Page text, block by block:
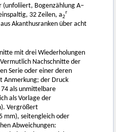
(unfoliiert, Bogenzählung A–
32 Zeilen, a2
r
Akanthusranken über acht
mit drei Wiederholungen
Nachschnitte der
Serie oder einer deren
Anmerkung; der Druck
74 als unmittelbare
als Vorlage der
Vergrößert
mm), seitengleich oder
Abweichungen: